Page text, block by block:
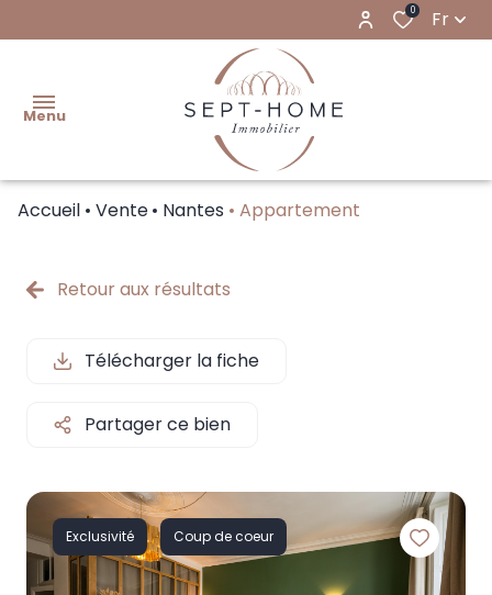
0 Fr
Menu
LOCATIONS
GÉRER
NOTRE
AGENCE
Accueil Vente Nantes Appartement
Retour aux résultats
Télécharger la fiche
Partager ce bien
Exclusivité Coup de coeur